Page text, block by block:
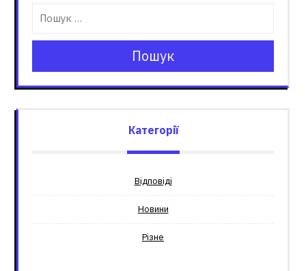
Пошук
Категорії
Відповіді
Новини
Різне